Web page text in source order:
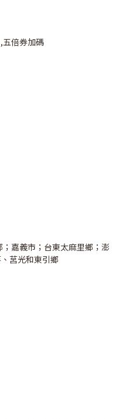
嘉義市；台東太麻里鄉；澎
莒光和東引鄉